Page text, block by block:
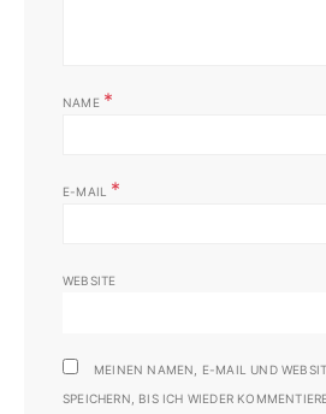
NAME *
E-MAIL *
WEBSITE
MEINEN NAMEN, E-MAIL UND
SPEICHERN, BIS ICH WIEDER KOMMENTIERE.